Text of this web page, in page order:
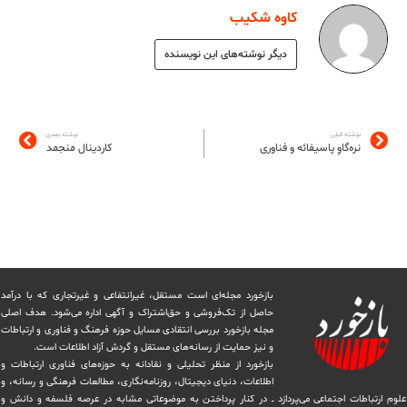
کاوه شکیب
دیگر نوشته‌های این نویسنده
نوشته قبلی
نره‌گاوِ پاسیفائه و فناوری
نوشته بعدی
کاردینال منجمد
بازخورد مجله‌ای است مستقل، غیرانتفاعی و غیرتجاری که با درآمد
حاصل از تک‌فروشی و حق‌اشتراک و آگهی اداره می‌شود. ‏هدف اصلی
مجله بازخورد بررسی انتقادی مسایل حوزه فرهنگ و فناوری و ارتباطات
و نیز حمایت از رسانه‌های مستقل و‌ گردش ‏آزاد اطلاعات است.
بازخورد از منظر تحلیلی و نقادانه به حوزه‌های فناوری ارتباطات و
اطلاعات، دنیای دیجیتال، روزنامه‌نگاری، ‏مطالعات فرهنگی و رسانه، و
علوم ارتباطات اجتماعی می‌پردازد ــ در کنار پرداختن به موضوعاتی مشابه در عرصه فلسفه و دانش و